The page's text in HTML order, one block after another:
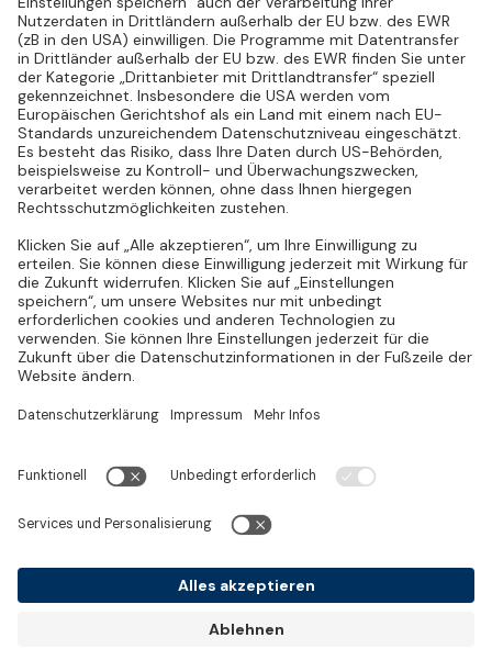
Invisio Clinical Studies Consulting GmbH
E-Mail: partner@invisio.eu
Tel.:+49 (0)621 / 180 685 940
Fax:+49 (0)621 / 180 685 949
Harrlachweg 18
68163 Mannheim
Deutschland
Standort Berlin
Kurfürstendamm 14
10719 Berlin
Deutschland
Zertifikate
ISO 1400
Creditreform